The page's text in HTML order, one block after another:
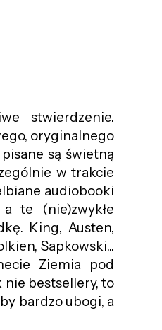
stwierdzenie.
oryginalnego
są świetną
w trakcie
audiobooki
te (nie)zwykłe
King, Austen,
Sapkowski...
Ziemia pod
nie bestsellery, to
bardzo ubogi, a